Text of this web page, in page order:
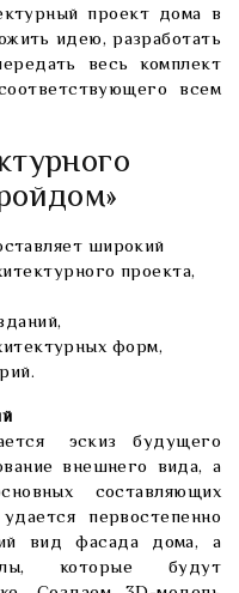
проект дома в
идею, разработать
весь комплект
всем
широкий
проекта,
форм,
эскиз будущего
внешнего вида, а
составляющих
первостепенно
вид фасада дома, а
которые будут